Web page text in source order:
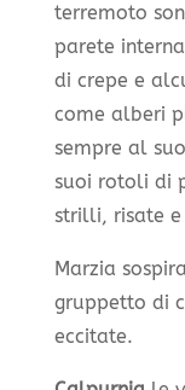
terremoto
parete
di crepe e
come alberi
sempre al
suoi rotoli di
strilli, risate e
Marzia
gruppetto di
eccitate.